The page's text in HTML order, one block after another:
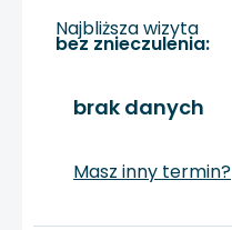
Najbliższa wizyta
bez znieczulenia:
brak danych
Masz inny termin?